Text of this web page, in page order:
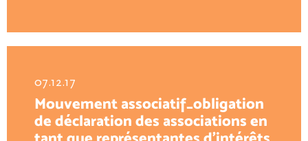
07.12.17
Mouvement associatif_obligation
de déclaration des associations en